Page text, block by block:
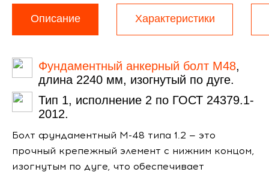
Описание Характеристики
Фундаментный анкерный болт М48,
длина 2240 мм, изогнутый по дуге.
Тип 1, исполнение 2 по ГОСТ 24379.1-
2012.
Болт фундаментный М-48 типа 1.2 — это
прочный крепежный элемент с нижним концом,
изогнутым по дуге, что обеспечивает